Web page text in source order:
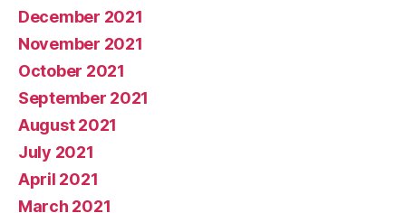
December 2021
November 2021
October 2021
September 2021
August 2021
July 2021
April 2021
March 2021